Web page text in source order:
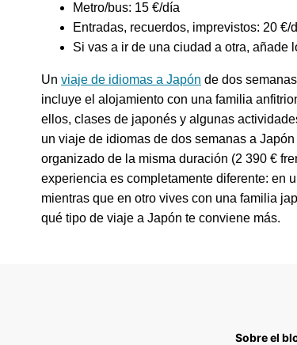
Metro/bus: 15 €/día
Entradas, recuerdos, imprevistos: 20 €/
Si vas a ir de una ciudad a otra, añade
Un viaje de idiomas a Japón de dos
incluye el alojamiento con una familia
ellos, clases de japonés y algunas
un viaje de idiomas de dos semanas a
organizado de la misma duración (2 390 €
experiencia es completamente diferente: en
mientras que en otro vives con una familia
qué tipo de viaje a Japón te conviene más.
Sobre el